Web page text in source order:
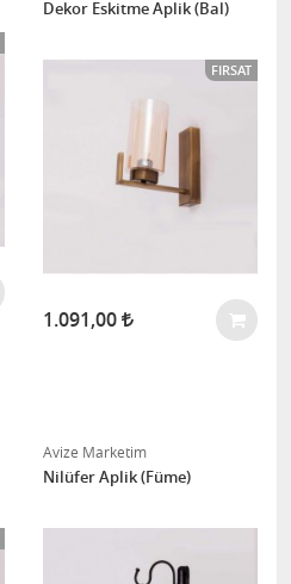
Dekor Eskitme Aplik (Bal)
FIRSAT
1.091,00
Avize Marketim
Nilüfer Aplik (Füme)